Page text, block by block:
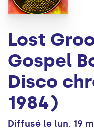
Lost
Gospel
Disco
1984)
Diffusé le lun. 19